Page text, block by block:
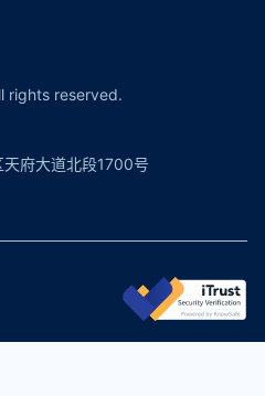
rights reserved.
府大道北段1700号